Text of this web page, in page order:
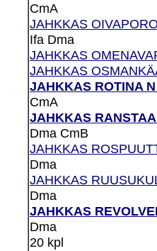
CmA
JAHKKAS
Ifa Dma
JAHKKAS
JAHKKAS
JAHKKAS ROTINA
CmA
JAHKKAS
Dma CmB
JAHKKAS
Dma
JAHKKAS
Dma
JAHKKAS
Dma
20 kpl